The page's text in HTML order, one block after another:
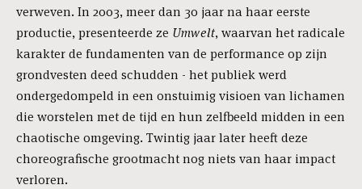
verweven. In 2003, meer dan 30 jaar na haar eerste
productie, presenteerde ze Umwelt, waarvan het radicale
karakter de fundamenten van de performance op zijn
grondvesten deed schudden - het publiek werd
ondergedompeld in een onstuimig visioen van lichamen
die worstelen met de tijd en hun zelfbeeld midden in een
chaotische omgeving. Twintig jaar later heeft deze
choreografische grootmacht nog niets van haar impact
verloren.